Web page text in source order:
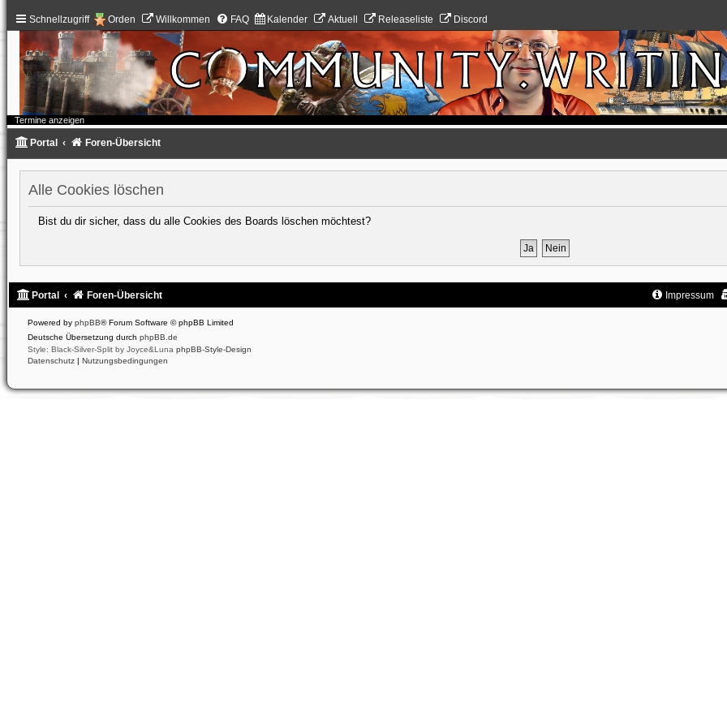
Schnellzugriff Orden Willkommen FAQ Kalender Aktuell Releaseliste Discord
Termine anzeigen
Portal Foren-Übersicht
Alle Cookies löschen
Bist du dir sicher, dass du alle Cookies des Boards löschen möchtest?
Portal Foren-Übersicht Impressum
Powered by phpBB® Forum Software © phpBB Limited
Deutsche Übersetzung durch phpBB.de
Style: Black-Silver-Split by Joyce&Luna phpBB-Style-Design
Datenschutz | Nutzungsbedingungen